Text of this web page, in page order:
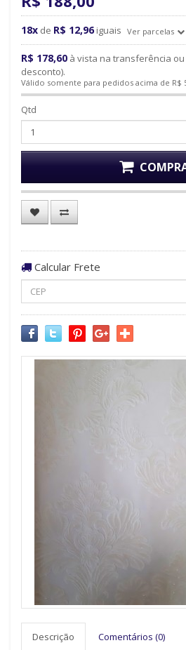
18x de R$ 12,96 iguais Ver parcelas
R$ 178,60 à vista na transferência
desconto).
Válido somente para pedidos acima de R$
Qtd
Calcular Frete
Descrição Comentários (0)